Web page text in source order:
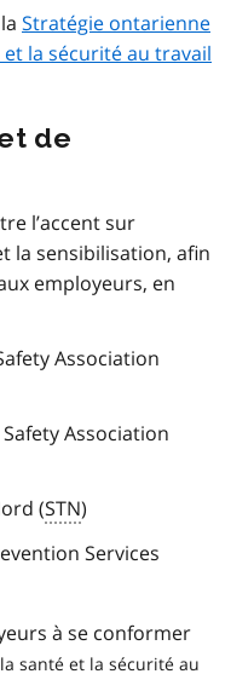
Stratégie ontarienne
la sécurité au travail
de
l’accent sur
la sensibilisation, afin
employeurs, en
Association
Association
(STN)
Services
à se conformer